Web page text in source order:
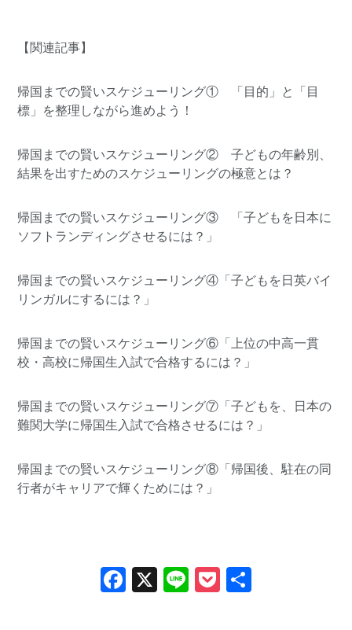
【関連記事】
帰国までの賢いスケジューリング① 「目的」と「目
標」を整理しながら進めよう！
帰国までの賢いスケジューリング② 子どもの年齢別、
結果を出すためのスケジューリングの極意とは？
帰国までの賢いスケジューリング③ 「子どもを日本に
ソフトランディングさせるには？」
帰国までの賢いスケジューリング④「子どもを日英バイ
リンガルにするには？」
帰国までの賢いスケジューリング⑥「上位の中高一貫
校・高校に帰国生入試で合格するには？」
帰国までの賢いスケジューリング⑦「子どもを、日本の
難関大学に帰国生入試で合格させるには？」
帰国までの賢いスケジューリング⑧「帰国後、駐在の同
行者がキャリアで輝くためには？」
Facebook
X LinePocket